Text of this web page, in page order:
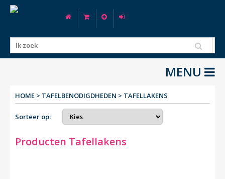
MENU
HOME > TAFELBENODIGDHEDEN > TAFELLAKENS
Sorteer op:
Producten Tafellakens